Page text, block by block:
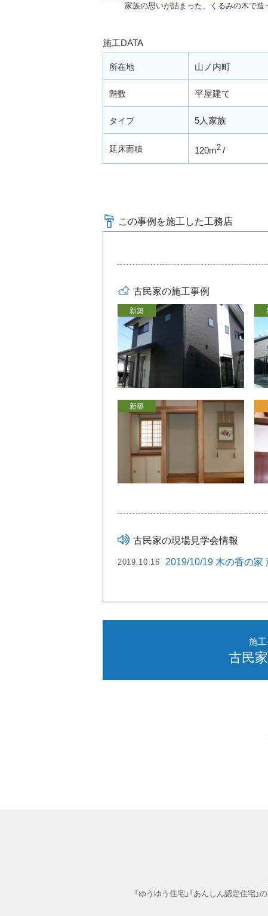
家族の思いが詰まった、くるみの木で造
施工DATA
所在地 山ノ内町
階数 平屋建て
タイプ 5人家族
延床面積 120m2
この事例を施工した工務店
古民家の施工事例
新築
新築
古民家の現場見学会情報
2019.10.16 2019/10/19 木の香の家
施
古民
「ゆうゆう住宅」「あんしん認定住宅